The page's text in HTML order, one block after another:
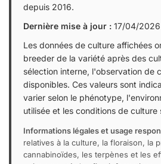
depuis 2016.
Dernière mise à jour : 17/04/2026
Les données de culture affichées
breeder de la variété après des
sélection interne, l'observation de
disponibles. Ces valeurs sont
varier selon le phénotype,
utilisée et les conditions de culture
Informations légales et usage
relatives à la culture, la floraison, la
cannabinoïdes, les terpènes et les